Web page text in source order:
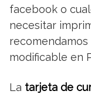
facebook o
necesitar
modificable en
La tarjeta de